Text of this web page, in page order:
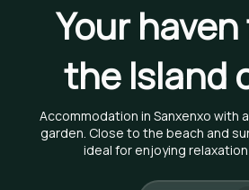
Your
the Island
Accommodation in Sanxenxo with
garden. Close to the beach and
ideal for enjoying